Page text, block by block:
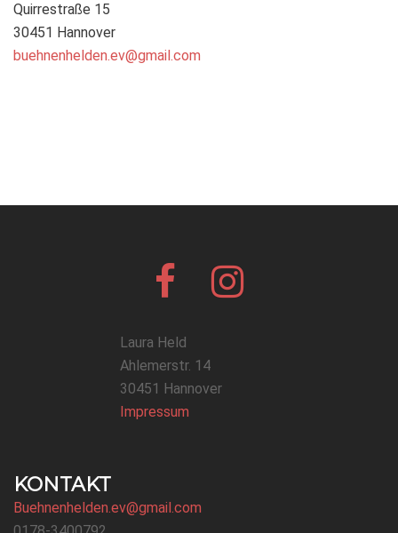
Quirrestraße 15
30451 Hannover
buehnenhelden.ev@gmail.com
Facebook Instagram
Laura Held
Ahlemerstr. 14
30451 Hannover
Impressum
KONTAKT
Buehnenhelden.ev@gmail.com